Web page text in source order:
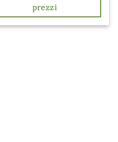
prezzi